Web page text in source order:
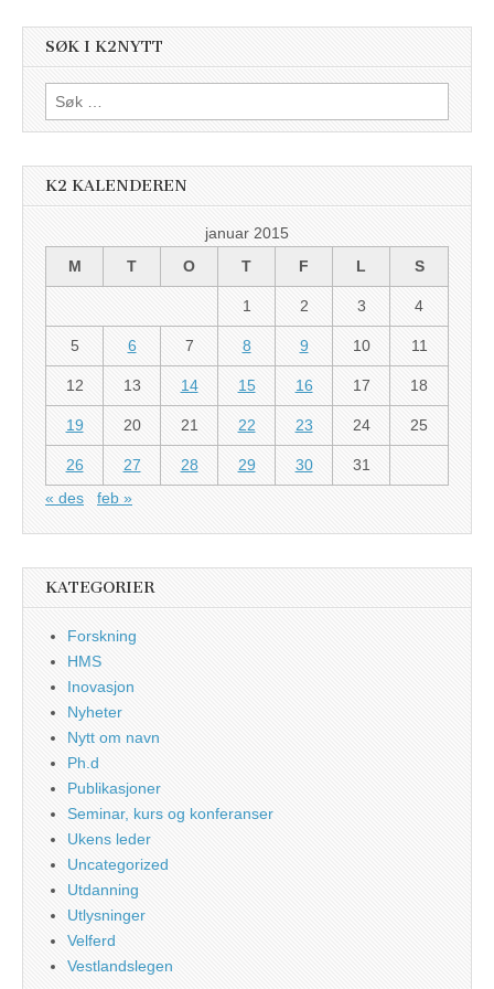
SØK I K2NYTT
Søk
etter:
K2 KALENDEREN
januar 2015
M
T O T F L S
1 2 3 4
5 6 7 8 9 10 11
12 13 14 15 16 17 18
19 20 21 22 23 24 25
26 27 28 29 30
31
« des
feb »
KATEGORIER
Forskning
HMS
Inovasjon
Nyheter
Nytt om navn
Ph.d
Publikasjoner
Seminar, kurs og konferanser
Ukens leder
Uncategorized
Utdanning
Utlysninger
Velferd
Vestlandslegen